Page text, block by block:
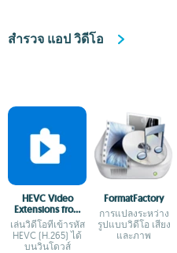
สำรวจ แอป วิดีโอ
HEVC Video
Extensions from
Device
Manufacturer
เล่นวิดีโอที่เข้ารหัส
HEVC (H.265) ได้
บนวินโดวส์
FormatFactory
การแปลงระหว่าง
รูปแบบวิดีโอ เสียง
และภาพ